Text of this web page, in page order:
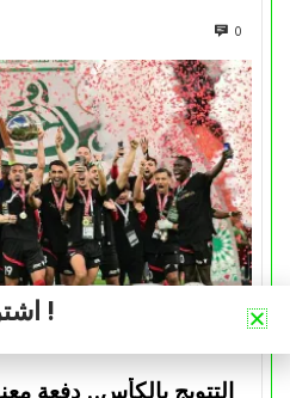
0
التتويج بالكأس.. دفعة
اشترك في نشرتنا الإخبارية !